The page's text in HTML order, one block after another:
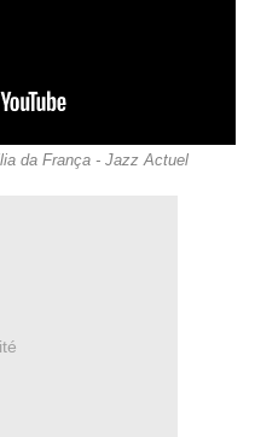
da França - Jazz Actuel